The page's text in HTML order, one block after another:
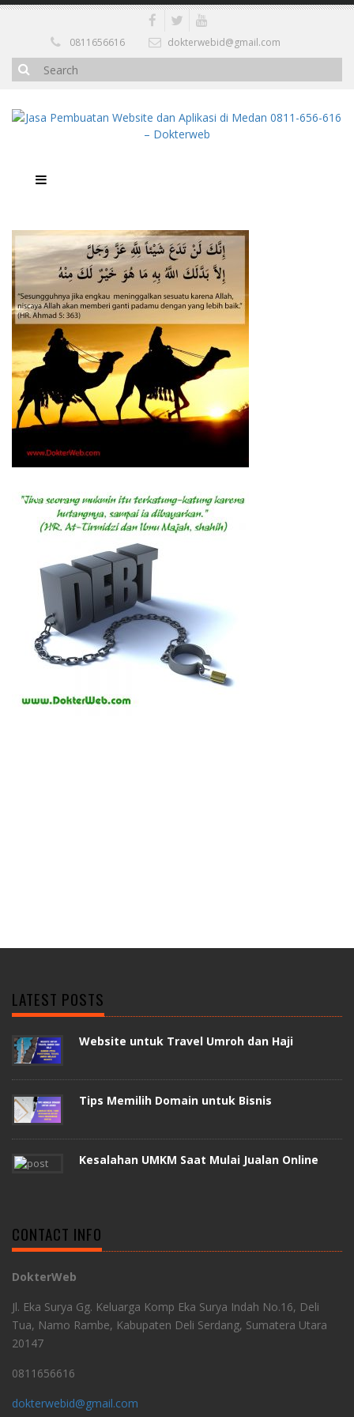
0811656616 dokterwebid@gmail.com
LATEST POSTS
Website untuk Travel Umroh dan Haji
Tips Memilih Domain untuk Bisnis
Kesalahan UMKM Saat Mulai Jualan Online
CONTACT INFO
DokterWeb
Jl. Eka Surya Gg. Keluarga Komp Eka Surya Indah No.16, Deli
Tua, Namo Rambe, Kabupaten Deli Serdang, Sumatera Utara
20147
0811656616
dokterwebid@gmail.com